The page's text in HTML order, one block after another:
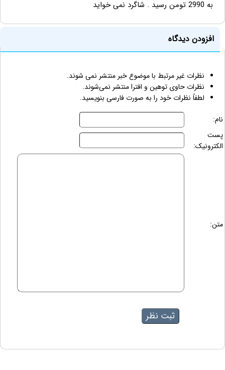
به 2990 تومن رسید . شاگرد نمی خواید
افزودن دیدگاه
نظرات غیر مرتبط با موضوع خبر منتشر نمی شوند.
نظرات حاوی توهین و افترا منتشر نمی‌شوند.
لطفاً نظرات خود را به صورت فارسی بنویسید.
نام:
پست
الکترونیک:
متن: